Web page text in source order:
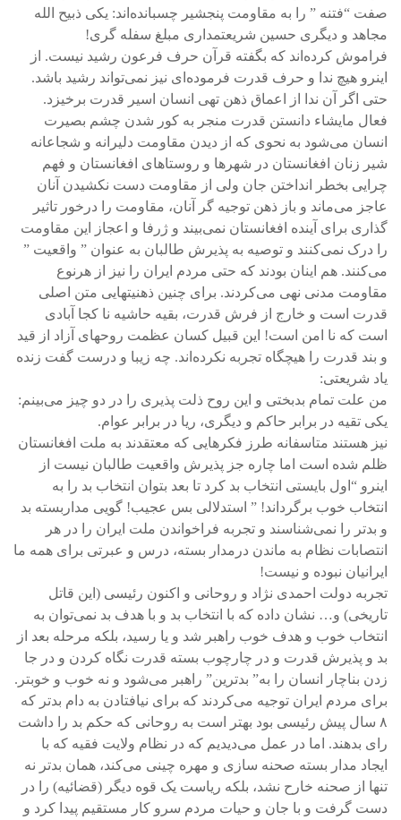
صفت “فتنه ” را به مقاومت پنجشیر چسبانده‌اند: یکی ذبیح الله
مجاهد و دیگری حسین شریعتمداری مبلغ سفله گری!
فراموش کرده‌اند که بگفته قرآن حرف فرعون رشید نیست. از
اینرو هیچ ندا و حرف قدرت فرموده‌ای نیز نمی‌تواند رشید باشد.
حتی اگر آن ندا از اعماق ذهن تهی انسان اسیر قدرت برخیزد.
فعال مایشاء دانستن قدرت منجر به کور شدن چشم بصیرت
انسان می‌شود به نحوی که از دیدن مقاومت دلیرانه و شجاعانه
شیر زنان افغانستان در شهرها و روستاهای افغانستان و فهم
چرایی بخطر انداختن جان ولی از مقاومت دست نکشیدن آنان
عاجز می‌ماند و باز ذهن توجیه گر آنان، مقاومت را درخور تاثیر
گذاری برای آینده افغانستان نمی‌بیند و ژرفا و اعجاز این مقاومت
را درک نمی‌کنند و توصیه به پذیرش طالبان به عنوان ” واقعیت ”
می‌کنند. هم اینان بودند که حتی مردم ایران را نیز از هرنوع
مقاومت مدنی نهی می‌کردند. برای چنین ذهنیتهایی متن اصلی
قدرت است و خارج از فرش قدرت، بقیه حاشیه نا کجا آبادی
است که نا امن است! این قبیل کسان عظمت روحهای آزاد از قید
و بند قدرت را هیچگاه تجربه نکرده‌اند. چه زیبا و درست گفت زنده
یاد شریعتی:
من علت تمام بدبختی و این روح ذلت پذیری را در دو چیز می‌بینم:
یکی تقیه در برابر حاکم و دیگری، ریا در برابر عوام.
نیز هستند متاسفانه طرز فکرهایی که معتقدند به ملت افغانستان
ظلم شده است اما چاره جز پذیرش واقعیت طالبان نیست از
اینرو “اول بایستی انتخاب بد کرد تا بعد بتوان انتخاب بد را به
انتخاب خوب برگرداند! ” استدلالی بس عجیب! گویی مداربسته بد
و بدتر را نمی‌شناسند و تجربه فراخواندن ملت ایران را در هر
انتصابات نظام به ماندن درمدار بسته، درس و عبرتی برای همه ما
ایرانیان نبوده و نیست!
تجربه دولت احمدی نژاد و روحانی و اکنون رئیسی (این قاتل
تاریخی) و… نشان داده که با انتخاب بد و با هدف بد نمی‌توان به
انتخاب خوب و هدف خوب راهبر شد و یا رسید، بلکه مرحله بعد از
بد و پذیرش قدرت و در چارچوب بسته قدرت نگاه کردن و در جا
زدن بناچار انسان را به” بدترین” راهبر می‌شود و نه خوب و خوبتر.
برای مردم ایران توجیه می‌کردند که برای نیافتادن به دام بدتر که
۸ سال پیش رئیسی بود بهتر است به روحانی که حکم بد را داشت
رای بدهند. اما در عمل می‌دیدیم که در نظام ولایت فقیه که با
ایجاد مدار بسته صحنه سازی و مهره چینی می‌کند، همان بدتر نه
تنها از صحنه خارح نشد، بلکه ریاست یک قوه دیگر (قضائیه) را در
دست گرفت و با جان و حیات مردم سرو کار مستقیم پیدا کرد و